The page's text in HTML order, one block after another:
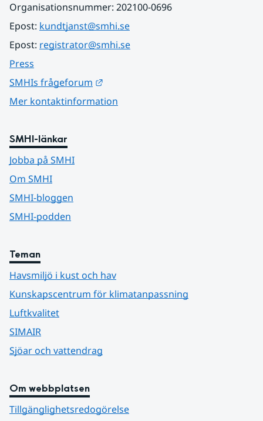
Organisationsnummer: 202100-0696
Epost: kundtjanst@smhi.se
Epost: registrator@smhi.se
Press
SMHIs frågeforum
Mer kontaktinformation
SMHI-länkar
Jobba på SMHI
Om SMHI
SMHI-bloggen
SMHI-podden
Teman
Havsmiljö i kust och hav
Kunskapscentrum för klimatanpassning
Luftkvalitet
SIMAIR
Sjöar och vattendrag
Om webbplatsen
Tillgänglighetsredogörelse